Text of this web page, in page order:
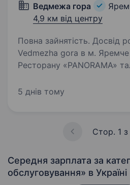
Ведмежа гора
4,9 км від центру
Повна зайнятість. Досвід
Vedmezha gora в м.
Ресторану «PANORAMA»
якісний сервіс та
5 днів тому
Стор. 1 з
Середня зарплата за
обслуговування» в Україні